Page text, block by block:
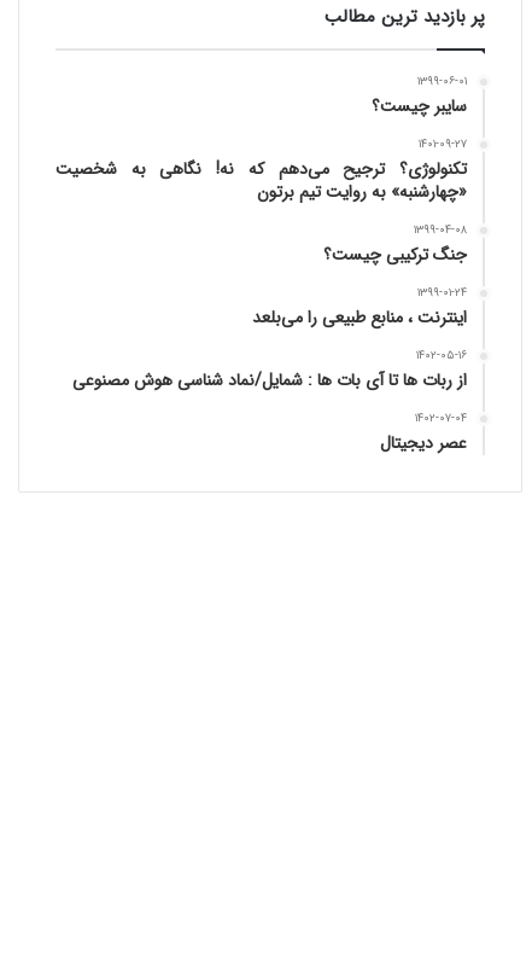
پر بازدید ترین مطالب
۱۳۹۹-۰۶-۰۱
سایبر چیست؟
۱۴۰۱-۰۹-۲۷
تکنولوژی؟ ترجیح می‌دهم که نه! نگاهی به شخصیت
«چهارشنبه» به روایت تیم برتون
۱۳۹۹-۰۴-۰۸
جنگ ترکیبی چیست؟
۱۳۹۹-۰۱-۲۴
اینترنت ، منابع طبیعی را می‌بلعد
۱۴۰۲-۰۵-۱۶
از ربات ها تا آی بات ها : شمایل/نماد شناسی هوش مصنوعی
۱۴۰۲-۰۷-۰۴
عصر دیجیتال